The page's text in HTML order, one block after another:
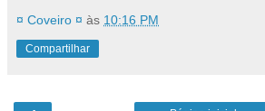
¤ Coveiro ¤ às 10:16 PM
Compartilhar